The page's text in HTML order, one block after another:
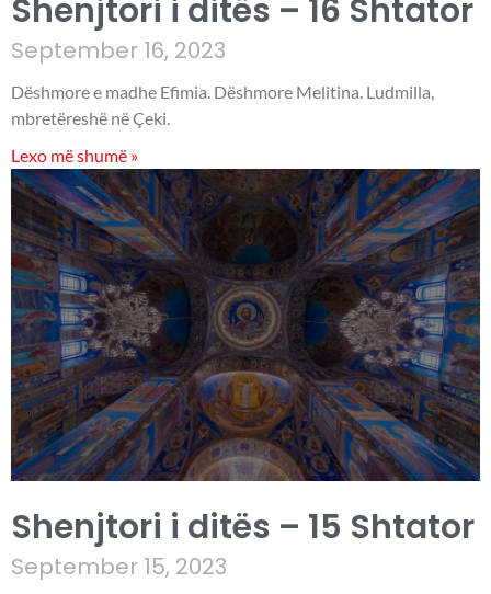
Shenjtori i ditës – 16 Shtator
September 16, 2023
Dëshmore e madhe Efimia. Dëshmore Melitina. Ludmilla,
mbretëreshë në Çeki.
Lexo më shumë »
Shenjtori i ditës – 15 Shtator
September 15, 2023